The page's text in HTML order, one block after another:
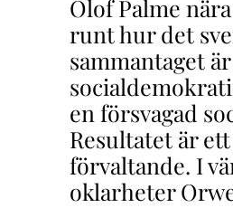
Olof Palme
runt hur det
sammantaget
en försvagad
Resultatet är
förvaltande. I
oklarheter